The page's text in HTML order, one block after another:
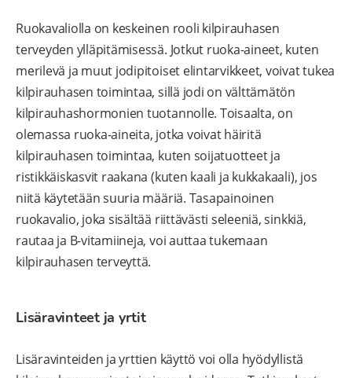
Ruokavaliolla on keskeinen rooli kilpirauhasen
terveyden ylläpitämisessä. Jotkut ruoka-aineet, kuten
merilevä ja muut jodipitoiset elintarvikkeet, voivat tukea
kilpirauhasen toimintaa, sillä jodi on välttämätön
kilpirauhashormonien tuotannolle. Toisaalta, on
olemassa ruoka-aineita, jotka voivat häiritä
kilpirauhasen toimintaa, kuten soijatuotteet ja
ristikkäiskasvit raakana (kuten kaali ja kukkakaali), jos
niitä käytetään suuria määriä. Tasapainoinen
ruokavalio, joka sisältää riittävästi seleeniä, sinkkiä,
rautaa ja B-vitamiineja, voi auttaa tukemaan
kilpirauhasen terveyttä.
Lisäravinteet ja yrtit
Lisäravinteiden ja yrttien käyttö voi olla hyödyllistä